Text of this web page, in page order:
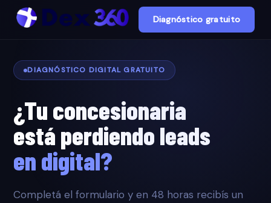
Diagnóstico gratuito
DIAGNÓSTICO DIGITAL GRATUITO
¿Tu concesionaria
está perdiendo leads
en digital?
Completá el formulario y en 48 horas recibís un